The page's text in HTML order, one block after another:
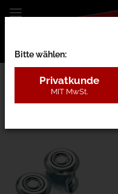
13HAC - 300kg
Bitte wählen:
Privatkunde
MIT MwSt.